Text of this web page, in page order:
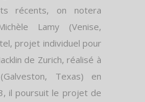
récents, on notera
Lamy (Venise,
projet individuel pour
de Zurich, réalisé à
Texas) en
il poursuit le projet de